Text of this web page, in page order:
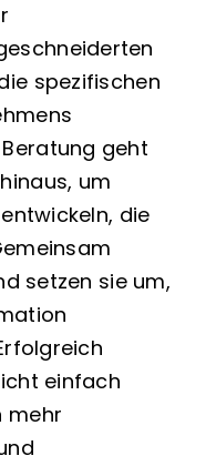
spezifischen
geht
um
die
setzen sie um,
einfach
mehr